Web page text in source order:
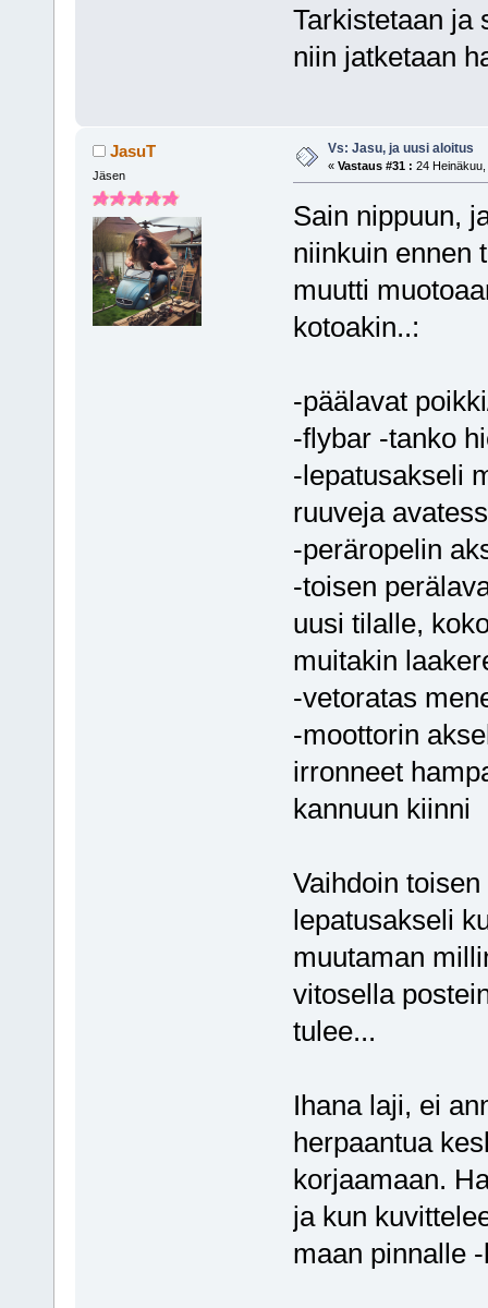
Tarkistetaan ja
niin jatketaan
JasuT
Jäsen
Vs: Jasu, ja uusi aloitus
« Vastaus #31 : 24
Sain nippuun,
niinkuin ennen
muutti
kotoakin..:
-päälavat
-flybar -tanko
-lepatusakseli
ruuveja
-peräropelin
-toisen
uusi tilalle,
muitakin
-vetoratas
-moottorin
irronneet
kannuun kiinni
Vaihdoin
lepatusakseli
muutaman
vitosella
tulee...
Ihana laji, ei
herpaantua
korjaamaan.
ja kun
maan pinnalle